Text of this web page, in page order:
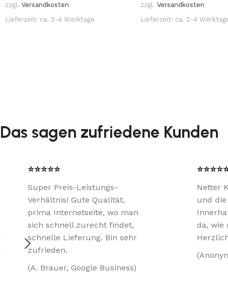
zzgl. Versandkosten
Lieferzeit: ca. 2-4 Werktage
zzgl. Versandkosten
Lieferzeit: ca. 2-4
Das sagen zufriedene Kunden
⭐⭐⭐⭐⭐
Super Preis-Leistungs-
Verhältnis! Gute Qualität,
prima Internetseite, wo man
sich schnell zurecht findet,
schnelle Lieferung. Bin sehr
zufrieden.
(A. Brauer, Google Business)
Netter
und die
da, wie